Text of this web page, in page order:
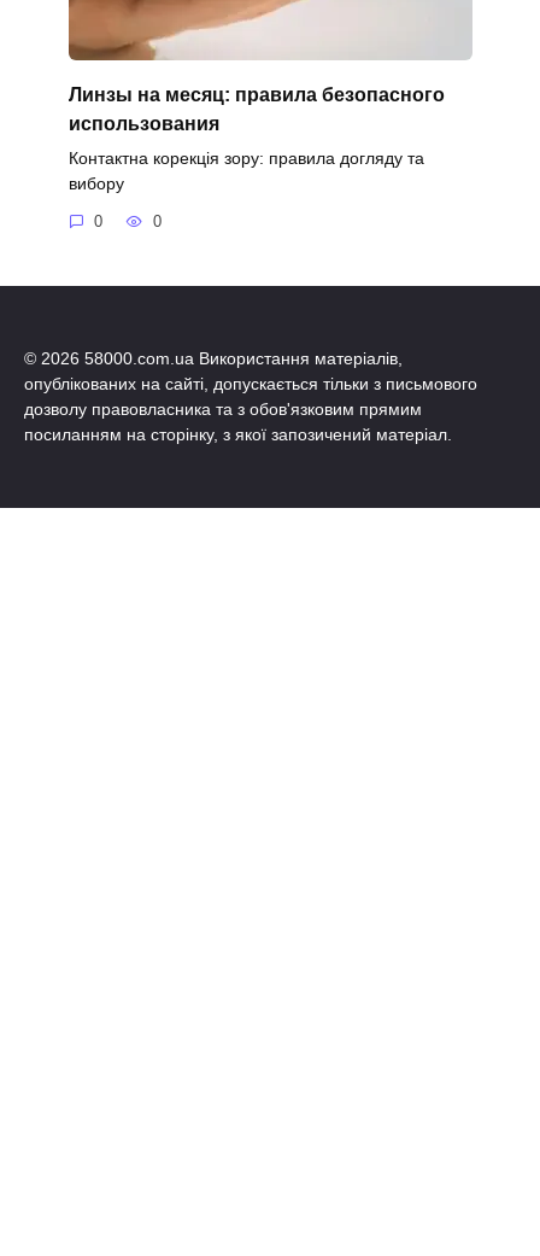
Линзы на месяц: правила безопасного
использования
Контактна корекція зору: правила догляду та
вибору
0 0
© 2026 58000.com.ua Використання матеріалів,
опублікованих на сайті, допускається тільки з письмового
дозволу правовласника та з обов'язковим прямим
посиланням на сторінку, з якої запозичений матеріал.